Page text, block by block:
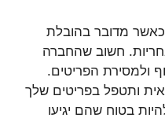
מדובר בהובלת
חשוב שהחברה
ולמסירת הפריטים.
ותטפל בפריטים שלך
בטוח שהם יגיעו